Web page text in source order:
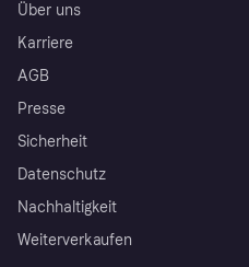
Über uns
Karriere
AGB
Presse
Sicherheit
Datenschutz
Nachhaltigkeit
Weiterverkaufen